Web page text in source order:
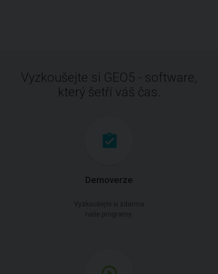
Vyzkoušejte si GEO5 - software,
který šetří váš čas.
Demoverze